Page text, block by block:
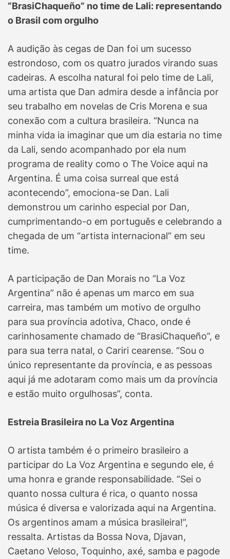
“BrasiChaqueño” no time de Lali: representando
o Brasil com orgulho
A audição às cegas de Dan foi um sucesso
estrondoso, com os quatro jurados virando suas
cadeiras. A escolha natural foi pelo time de Lali,
uma artista que Dan admira desde a infância por
seu trabalho em novelas de Cris Morena e sua
conexão com a cultura brasileira. “Nunca na
minha vida ia imaginar que um dia estaria no time
da Lali, sendo acompanhado por ela num
programa de reality como o The Voice aqui na
Argentina. É uma coisa surreal que está
acontecendo”, emociona-se Dan. Lali
demonstrou um carinho especial por Dan,
cumprimentando-o em português e celebrando a
chegada de um “artista internacional” em seu
time.
A participação de Dan Morais no “La Voz
Argentina” não é apenas um marco em sua
carreira, mas também um motivo de orgulho
para sua província adotiva, Chaco, onde é
carinhosamente chamado de “BrasiChaqueño”, e
para sua terra natal, o Cariri cearense. “Sou o
único representante da província, e as pessoas
aqui já me adotaram como mais um da província
e estão muito orgulhosas”, conta.
Estreia Brasileira no La Voz Argentina
O artista também é o primeiro brasileiro a
participar do La Voz Argentina e segundo ele, é
uma honra e grande responsabilidade. “Sei o
quanto nossa cultura é rica, o quanto nossa
música é diversa e valorizada aqui na Argentina.
Os argentinos amam a música brasileira!”,
ressalta. Artistas da Bossa Nova, Djavan,
Caetano Veloso, Toquinho, axé, samba e pagode